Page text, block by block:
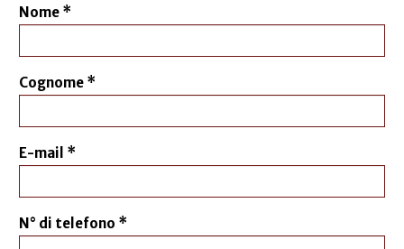
Nome *
Cognome *
E-mail *
N° di telefono *